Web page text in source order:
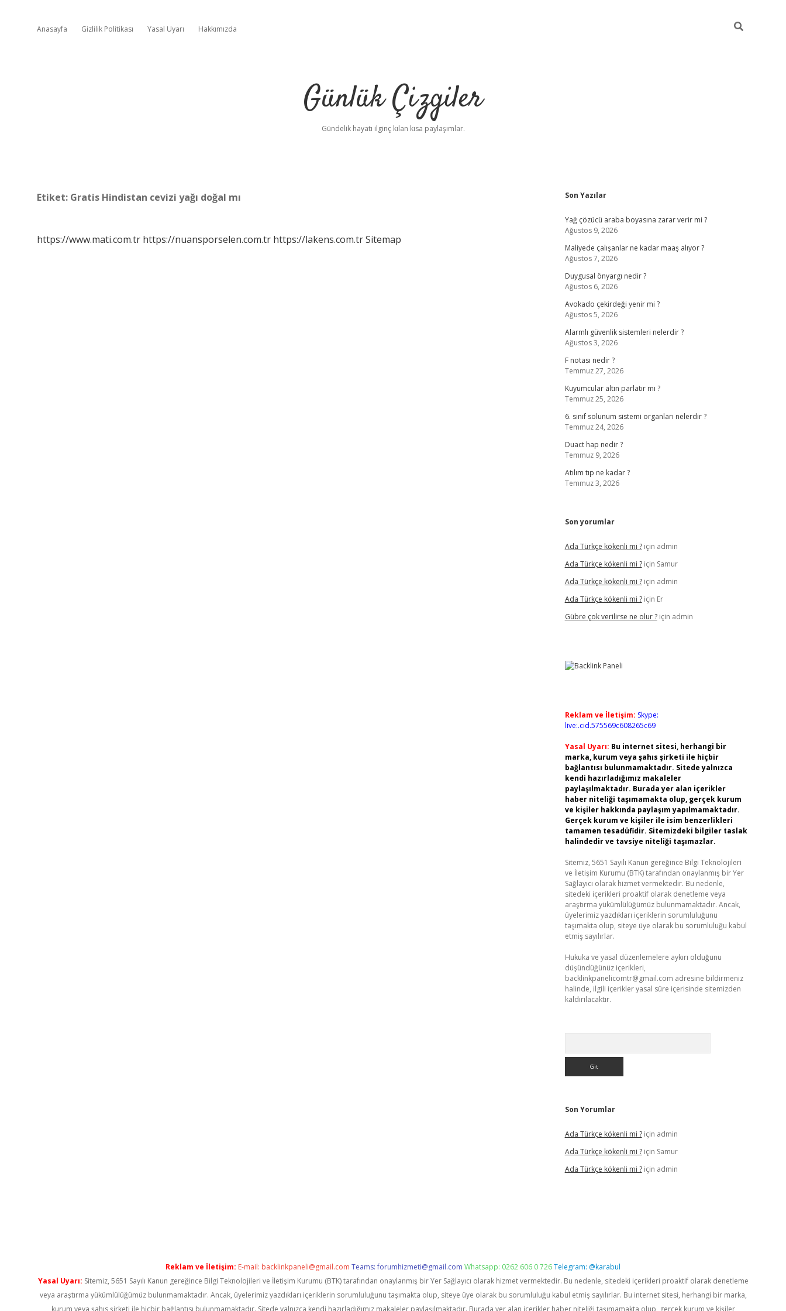
Anasayfa Gizlilik Politikası Yasal Uyarı Hakkımızda
Günlük Çizgiler
Gündelik hayatı ilginç kılan kısa paylaşımlar.
Etiket: Gratis Hindistan cevizi yağı doğal mı
https://www.mati.com.tr https://nuansporselen.com.tr https://lakens.com.trSitemap
Sidebar
Son Yazılar
Yağ çözücü araba boyasına zarar verir mi ?
Ağustos 9, 2026
Maliyede çalışanlar ne kadar maaş alıyor ?
Ağustos 7, 2026
Duygusal önyargı nedir ?
Ağustos 6, 2026
Avokado çekirdeği yenir mi ?
Ağustos 5, 2026
Alarmlı güvenlik sistemleri nelerdir ?
Ağustos 3, 2026
F notası nedir ?
Temmuz 27, 2026
Kuyumcular altın parlatır mı ?
Temmuz 25, 2026
6. sınıf solunum sistemi organları nelerdir ?
Temmuz 24, 2026
Duact hap nedir ?
Temmuz 9, 2026
Atılım tıp ne kadar ?
Temmuz 3, 2026
Son yorumlar
Ada Türkçe kökenli mi ?için admin
Ada Türkçe kökenli mi ?için Samur
Ada Türkçe kökenli mi ?için admin
Ada Türkçe kökenli mi ?için Er
Gübre çok verilirse ne olur ?için admin
Reklam ve İletişim: Skype:
live:.cid.575569c608265c69
Yasal Uyarı: Bu internet sitesi, herhangi bir
marka, kurum veya şahıs şirketi ile hiçbir
bağlantısı bulunmamaktadır. Sitede yalnızca
kendi hazırladığımız makaleler
paylaşılmaktadır. Burada yer alan içerikler
haber niteliği taşımamakta olup, gerçek kurum
ve kişiler hakkında paylaşım yapılmamaktadır.
Gerçek kurum ve kişiler ile isim benzerlikleri
tamamen tesadüfidir. Sitemizdeki bilgiler taslak
halindedir ve tavsiye niteliği taşımazlar.
Sitemiz, 5651 Sayılı Kanun gereğince Bilgi Teknolojileri
ve İletişim Kurumu (BTK) tarafından onaylanmış bir Yer
Sağlayıcı olarak hizmet vermektedir. Bu nedenle,
sitedeki içerikleri proaktif olarak denetleme veya
araştırma yükümlülüğümüz bulunmamaktadır. Ancak,
üyelerimiz yazdıkları içeriklerin sorumluluğunu
taşımakta olup, siteye üye olarak bu sorumluluğu kabul
etmiş sayılırlar.
Hukuka ve yasal düzenlemelere aykırı olduğunu
düşündüğünüz içerikleri,
backlinkpanelicomtr@gmail.com adresine bildirmeniz
halinde, ilgili içerikler yasal süre içerisinde sitemizden
kaldırılacaktır.
Son Yorumlar
Ada Türkçe kökenli mi ?için admin
Ada Türkçe kökenli mi ?için Samur
Ada Türkçe kökenli mi ?için admin
Reklam ve İletişim: E-mail: backlinkpaneli@gmail.com Teams:forumhizmeti@gmail.com Whatsapp: 0262 606 0 726Telegram: @karabul
Yasal Uyarı: Sitemiz, 5651 Sayılı Kanun gereğince Bilgi Teknolojileri ve İletişim Kurumu (BTK) tarafından onaylanmış bir Yer Sağlayıcı olarak hizmet vermektedir. Bu nedenle, sitedeki içerikleri proaktif olarak denetleme
veya araştırma yükümlülüğümüz bulunmamaktadır. Ancak, üyelerimiz yazdıkları içeriklerin sorumluluğunu taşımakta olup, siteye üye olarak bu sorumluluğu kabul etmiş sayılırlar. Bu internet sitesi, herhangi bir marka,
kurum veya şahıs şirketi ile hiçbir bağlantısı bulunmamaktadır. Sitede yalnızca kendi hazırladığımız makaleler paylaşılmaktadır. Burada yer alan içerikler haber niteliği taşımamakta olup, gerçek kurum ve kişiler